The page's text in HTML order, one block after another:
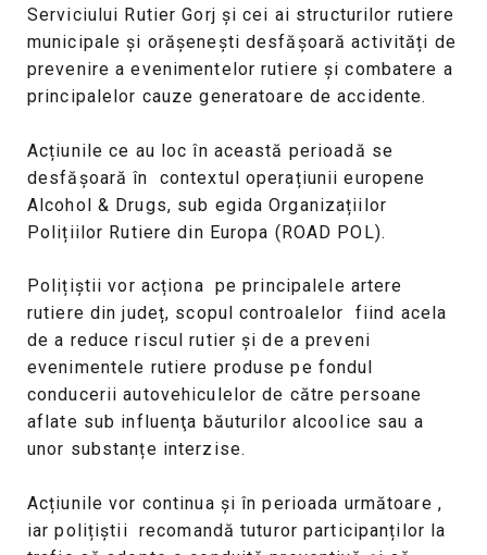
Serviciului Rutier Gorj şi cei ai structurilor rutiere
municipale şi orăşeneşti desfășoară activități de
prevenire a evenimentelor rutiere și combatere a
principalelor cauze generatoare de accidente.
Acțiunile ce au loc în această perioadă se
desfășoară în contextul operațiunii europene
Alcohol & Drugs, sub egida Organizațiilor
Polițiilor Rutiere din Europa (ROAD POL).
Polițiștii vor acționa pe principalele artere
rutiere din județ, scopul controalelor fiind acela
de a reduce riscul rutier și de a preveni
evenimentele rutiere produse pe fondul
conducerii autovehiculelor de către persoane
aflate sub influenţa băuturilor alcoolice sau a
unor substanțe interzise.
Acțiunile vor continua și în perioada următoare ,
iar polițiștii recomandă tuturor participanților la